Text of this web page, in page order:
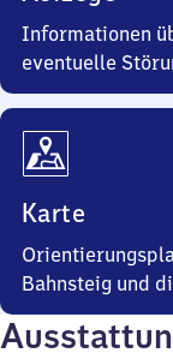
Informationen
eventuelle
Karte
Bahnsteig und